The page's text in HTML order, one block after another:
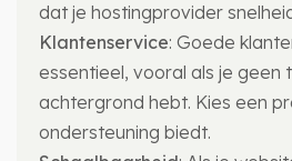
dat je hostingprovider
Klantenservice: Goede
essentieel, vooral als je geen
achtergrond hebt. Kies een
ondersteuning biedt.